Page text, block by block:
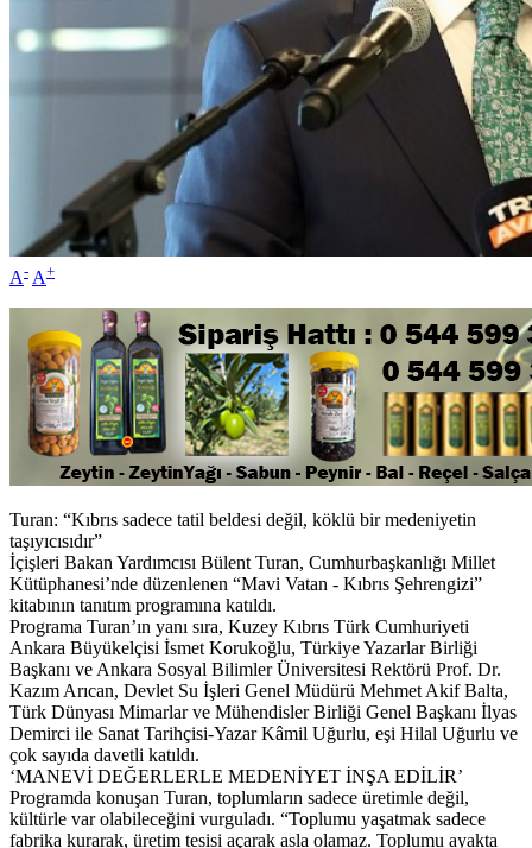
A- A+
Turan: “Kıbrıs sadece tatil beldesi değil, köklü bir medeniyetin
taşıyıcısıdır”
İçişleri Bakan Yardımcısı Bülent Turan, Cumhurbaşkanlığı Millet
Kütüphanesi’nde düzenlenen “Mavi Vatan - Kıbrıs Şehrengizi”
kitabının tanıtım programına katıldı.
Programa Turan’ın yanı sıra, Kuzey Kıbrıs Türk Cumhuriyeti
Ankara Büyükelçisi İsmet Korukoğlu, Türkiye Yazarlar Birliği
Başkanı ve Ankara Sosyal Bilimler Üniversitesi Rektörü Prof. Dr.
Kazım Arıcan, Devlet Su İşleri Genel Müdürü Mehmet Akif Balta,
Türk Dünyası Mimarlar ve Mühendisler Birliği Genel Başkanı İlyas
Demirci ile Sanat Tarihçisi-Yazar Kâmil Uğurlu, eşi Hilal Uğurlu ve
çok sayıda davetli katıldı.
‘MANEVİ DEĞERLERLE MEDENİYET İNŞA EDİLİR’
Programda konuşan Turan, toplumların sadece üretimle değil,
kültürle var olabileceğini vurguladı. “Toplumu yaşatmak sadece
fabrika kurarak, üretim tesisi açarak asla olamaz. Toplumu ayakta